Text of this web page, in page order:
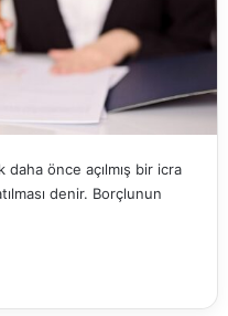
önce açılmış bir icra
denir. Borçlunun